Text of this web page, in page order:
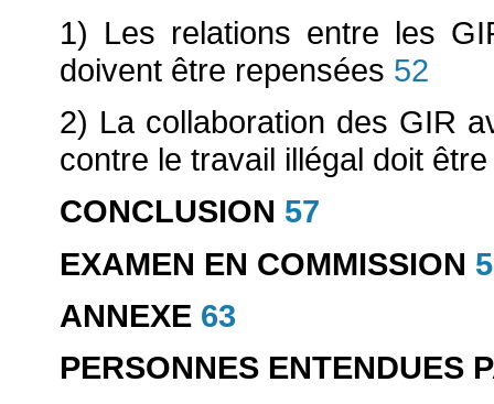
1) Les relations entre les
doivent être repensées 52
2) La collaboration des GIR
contre le travail illégal doit
CONCLUSION 57
EXAMEN EN COMMISSION
ANNEXE 63
PERSONNES ENTENDUES